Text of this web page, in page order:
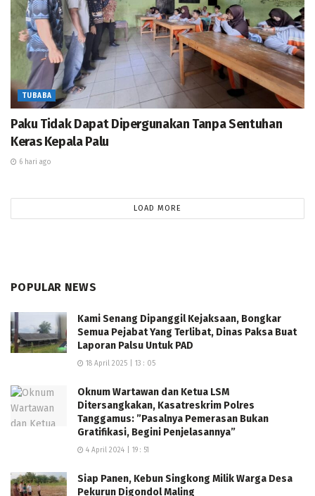
bantuan.” Imbuh warga yang enggan disebutkan
namanya.(Dirman/Rian).
TUBABA
Paku Tidak Dapat Dipergunakan Tanpa Sentuhan
Keras Kepala Palu
6 hari ago
LOAD MORE
POPULAR NEWS
Kami Senang Dipanggil Kejaksaan, Bongkar
Semua Pejabat Yang Terlibat, Dinas Paksa Buat
Laporan Palsu Untuk PAD
18 April 2025 | 13 : 05
Oknum Wartawan dan Ketua LSM
Ditersangkakan, Kasatreskrim Polres
Tanggamus: ”Pasalnya Pemerasan Bukan
Gratifikasi, Begini Penjelasannya”
4 April 2024 | 19 : 51
Siap Panen, Kebun Singkong Milik Warga Desa
Pekurun Digondol Maling